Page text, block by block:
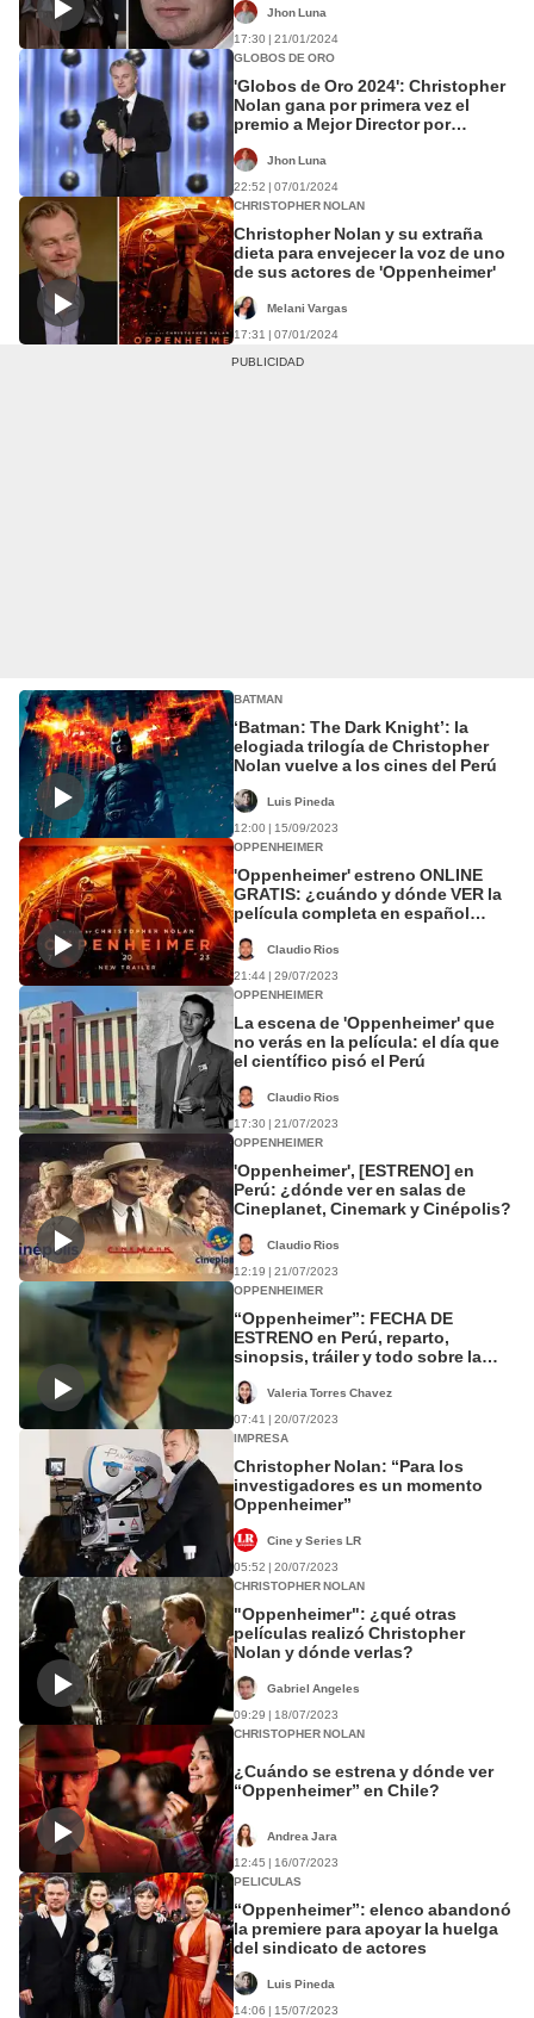
Jhon Luna
17:30 | 21/01/2024
GLOBOS DE ORO
'Globos de Oro 2024': Christopher
Nolan gana por primera vez el
premio a Mejor Director por
Jhon Luna
22:52 | 07/01/2024
CHRISTOPHER NOLAN
Christopher Nolan y su extraña
dieta para envejecer la voz de uno
de sus actores de 'Oppenheimer'
Melani Vargas
17:31 | 07/01/2024
BATMAN
‘Batman: The Dark Knight’: la
elogiada trilogía de Christopher
Nolan vuelve a los cines del Perú
Luis Pineda
12:00 | 15/09/2023
OPPENHEIMER
'Oppenheimer' estreno ONLINE
GRATIS: ¿cuándo y dónde VER la
película completa en español
Claudio Rios
21:44 | 29/07/2023
OPPENHEIMER
La escena de 'Oppenheimer' que
no verás en la película: el día que
el científico pisó el Perú
Claudio Rios
17:30 | 21/07/2023
OPPENHEIMER
'Oppenheimer', [ESTRENO] en
Perú: ¿dónde ver en salas de
Cineplanet, Cinemark y Cinépolis?
Claudio Rios
12:19 | 21/07/2023
OPPENHEIMER
“Oppenheimer”: FECHA DE
ESTRENO en Perú, reparto,
sinopsis, tráiler y todo sobre la
Valeria Torres Chavez
07:41 | 20/07/2023
IMPRESA
Christopher Nolan: “Para los
investigadores es un momento
Oppenheimer”
Cine y Series LR
05:52 | 20/07/2023
CHRISTOPHER NOLAN
"Oppenheimer": ¿qué otras
películas realizó Christopher
Nolan y dónde verlas?
Gabriel Angeles
09:29 | 18/07/2023
CHRISTOPHER NOLAN
¿Cuándo se estrena y dónde ver
“Oppenheimer” en Chile?
Andrea Jara
12:45 | 16/07/2023
PELICULAS
“Oppenheimer”: elenco abandonó
la premiere para apoyar la huelga
del sindicato de actores
Luis Pineda
14:06 | 15/07/2023